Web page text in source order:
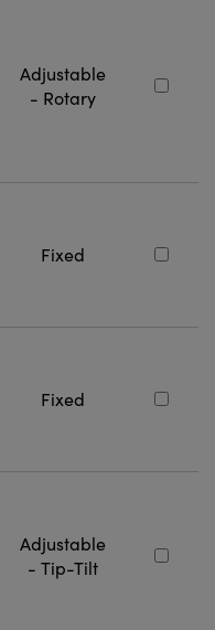
Adjustable
- Rotary
Fixed
Fixed
Adjustable
- Tip-Tilt